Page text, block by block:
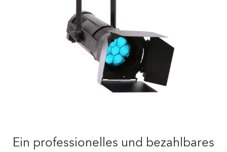
Ein professionelles und bezahlbares